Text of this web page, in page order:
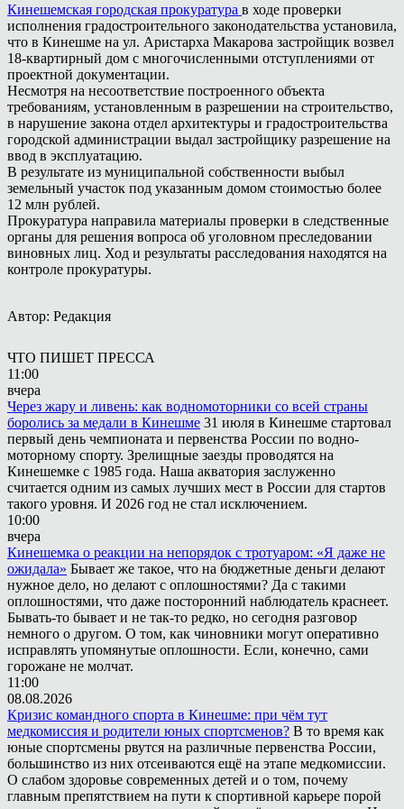
Кинешемская городская прокуратура в ходе проверки
исполнения градостроительного законодательства установила,
что в Кинешме на ул. Аристарха Макарова застройщик возвел
18-квартирный дом с многочисленными отступлениями от
проектной документации.
Несмотря на несоответствие построенного объекта
требованиям, установленным в разрешении на строительство,
в нарушение закона отдел архитектуры и градостроительства
городской администрации выдал застройщику разрешение на
ввод в эксплуатацию.
В результате из муниципальной собственности выбыл
земельный участок под указанным домом стоимостью более
12 млн рублей.
Прокуратура направила материалы проверки в следственные
органы для решения вопроса об уголовном преследовании
виновных лиц. Ход и результаты расследования находятся на
контроле прокуратуры.
Автор: Редакция
ЧТО ПИШЕТ ПРЕССА
11:00
вчера
Через жару и ливень: как водномоторники со всей страны
боролись за медали в Кинешме 31 июля в Кинешме стартовал
первый день чемпионата и первенства России по водно-
моторному спорту. Зрелищные заезды проводятся на
Кинешемке с 1985 года. Наша акватория заслуженно
считается одним из самых лучших мест в России для стартов
такого уровня. И 2026 год не стал исключением.
10:00
вчера
Кинешемка о реакции на непорядок с тротуаром: «Я даже не
ожидала» Бывает же такое, что на бюджетные деньги делают
нужное дело, но делают с оплошностями? Да с такими
оплошностями, что даже посторонний наблюдатель краснеет.
Бывать-то бывает и не так-то редко, но сегодня разговор
немного о другом. О том, как чиновники могут оперативно
исправлять упомянутые оплошности. Если, конечно, сами
горожане не молчат.
11:00
08.08.2026
Кризис командного спорта в Кинешме: при чём тут
медкомиссия и родители юных спортсменов? В то время как
юные спортсмены рвутся на различные первенства России,
большинство из них отсеиваются ещё на этапе медкомиссии.
О слабом здоровье современных детей и о том, почему
главным препятствием на пути к спортивной карьере порой